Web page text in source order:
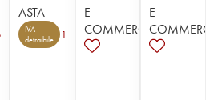
ASTA
IVA
detraibile
1
E-
COMMERCE
E-
COMMERCE